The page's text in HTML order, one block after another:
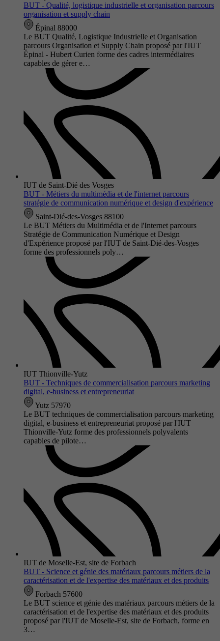
BUT - Qualité, logistique industrielle et organisation parcours
organisation et supply chain
Épinal 88000
Le BUT Qualité, Logistique Industrielle et Organisation
parcours Organisation et Supply Chain proposé par l'IUT
Épinal - Hubert Curien forme des cadres intermédiaires
capables de gérer e…
IUT de Saint-Dié des Vosges
BUT - Métiers du multimédia et de l'internet parcours
stratégie de communication numérique et design d'expérience
Saint-Dié-des-Vosges 88100
Le BUT Métiers du Multimédia et de l'Internet parcours
Stratégie de Communication Numérique et Design
d'Expérience proposé par l'IUT de Saint-Dié-des-Vosges
forme des professionnels poly…
IUT Thionville-Yutz
BUT - Techniques de commercialisation parcours marketing
digital, e-business et entrepreneuriat
Yutz 57970
Le BUT techniques de commercialisation parcours marketing
digital, e-business et entrepreneuriat proposé par l'IUT
Thionville-Yutz forme des professionnels polyvalents
capables de pilote…
IUT de Moselle-Est, site de Forbach
BUT - Science et génie des matériaux parcours métiers de la
caractérisation et de l'expertise des matériaux et des produits
Forbach 57600
Le BUT science et génie des matériaux parcours métiers de la
caractérisation et de l'expertise des matériaux et des produits
proposé par l'IUT de Moselle-Est, site de Forbach, forme en
3…